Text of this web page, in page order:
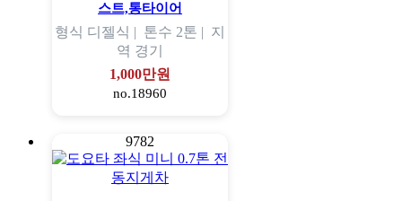
스트,통타이어
형식 디젤식 | 톤수 2톤 | 지
역 경기
1,000만원
no.18960
9782